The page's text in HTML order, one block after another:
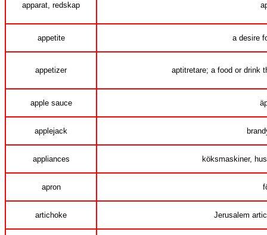
apparat, redskap
appetite a desire
appetizer aptitretare; a food or drink
apple sauce
applejack
appliances köksmaskiner,
apron
artichoke Jerusalem